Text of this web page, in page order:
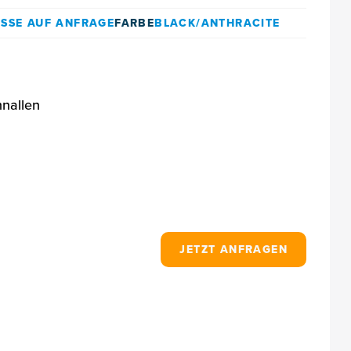
AUF ANFRAGE FARBEBLACK/ANTHRACITE
JETZT ANFRAGEN